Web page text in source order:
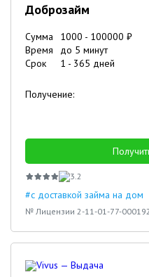
Доброзайм
Сумма 1000 - 100000 ₽
Время
до 5 минут
Срок
1 - 365 дней
Получение:
3.2
#с доставкой займа на дом
№ Лицензии 2-11-01-77-000192